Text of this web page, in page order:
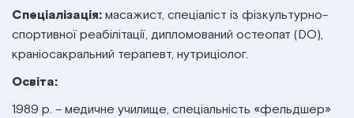
Спеціалізація: масажист, спеціаліст із фізкультурно-
спортивної реабілітації, дипломований остеопат (DO),
краніосакральний терапевт, нутриціолог.
Освіта:
1989 р. – медичне училище, спеціальність «фельдшер»
Естетична медицина